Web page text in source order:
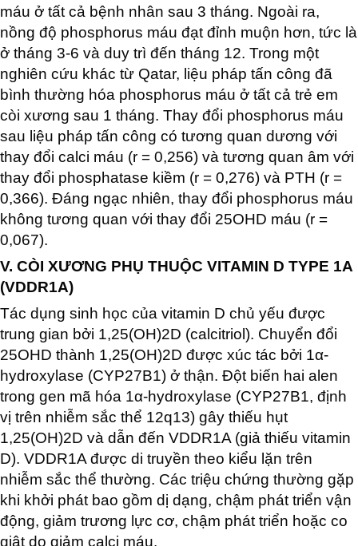
máu ở tất cả bệnh nhân sau 3 tháng. Ngoài ra,
nồng độ phosphorus máu đạt đỉnh muộn hơn, tức là
ở tháng 3-6 và duy trì đến tháng 12. Trong một
nghiên cứu khác từ Qatar, liệu pháp tấn công đã
bình thường hóa phosphorus máu ở tất cả trẻ em
còi xương sau 1 tháng. Thay đổi phosphorus máu
sau liệu pháp tấn công có tương quan dương với
thay đổi calci máu (r = 0,256) và tương quan âm với
thay đổi phosphatase kiềm (r = 0,276) và PTH (r =
0,366). Đáng ngạc nhiên, thay đổi phosphorus máu
không tương quan với thay đổi 25OHD máu (r =
0,067).
V. CÒI XƯƠNG PHỤ THUỘC VITAMIN D TYPE 1A
(VDDR1A)
Tác dụng sinh học của vitamin D chủ yếu được
trung gian bởi 1,25(OH)2D (calcitriol). Chuyển đổi
25OHD thành 1,25(OH)2D được xúc tác bởi 1α-
hydroxylase (CYP27B1) ở thận. Đột biến hai alen
trong gen mã hóa 1α-hydroxylase (CYP27B1, định
vị trên nhiễm sắc thể 12q13) gây thiếu hụt
1,25(OH)2D và dẫn đến VDDR1A (giả thiếu vitamin
D). VDDR1A được di truyền theo kiểu lặn trên
nhiễm sắc thể thường. Các triệu chứng thường gặp
khi khởi phát bao gồm dị dạng, chậm phát triển vận
động, giảm trương lực cơ, chậm phát triển hoặc co
giật do giảm calci máu.